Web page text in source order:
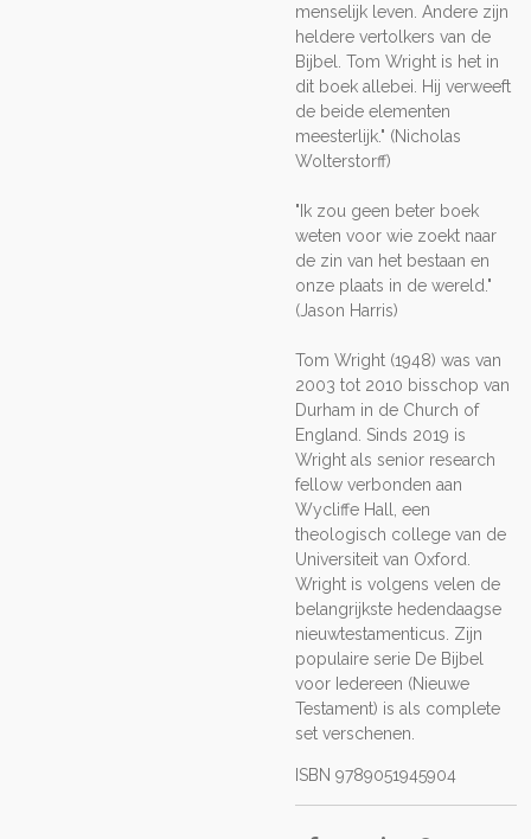
menselijk leven. Andere zijn
heldere vertolkers van de
Bijbel. Tom Wright is het in
dit boek allebei. Hij verweeft
de beide elementen
meesterlijk." (Nicholas
Wolterstorff)
"Ik zou geen beter boek
weten voor wie zoekt naar
de zin van het bestaan en
onze plaats in de wereld."
(Jason Harris)
Tom Wright (1948) was van
2003 tot 2010 bisschop van
Durham in de Church of
England. Sinds 2019 is
Wright als senior research
fellow verbonden aan
Wycliffe Hall, een
theologisch college van de
Universiteit van Oxford.
Wright is volgens velen de
belangrijkste hedendaagse
nieuwtestamenticus. Zijn
populaire serie De Bijbel
voor Iedereen (Nieuwe
Testament) is als complete
set verschenen.
ISBN 9789051945904